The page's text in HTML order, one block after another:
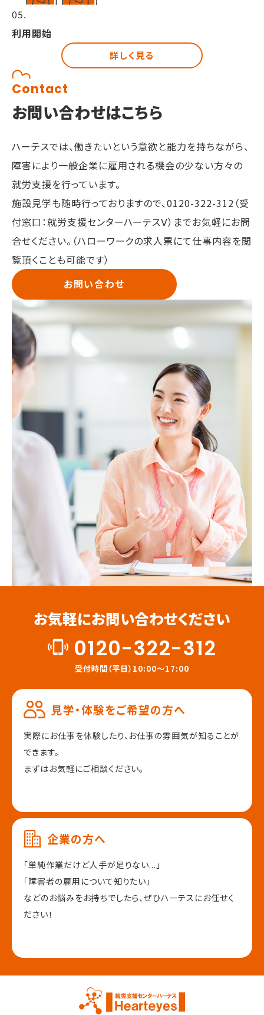
05.
利用開始
詳しく見る
Contact
お問い合わせはこちら
ハーテスでは、働きたいという意欲と能力を持ちながら、
障害により一般企業に雇用される機会の少ない方々の
就労支援を行っています。
施設見学も随時行っておりますので、0120-322-312（受
付窓口：就労支援センターハーテスⅤ）までお気軽にお問
合せください。（ハローワークの求人票にて仕事内容を閲
覧頂くことも可能です）
お問い合わせ
お気軽にお問い合わせください
0120-322-312
受付時間（平日）10:00～17:00
見学・体験をご希望の方へ
実際にお仕事を体験したり、 お仕事の雰囲気が知ることが
できます。
まずはお気軽にご相談ください。
企業の方へ
「単純作業だけど人手が足りない...」
「障害者の雇用について知りたい」
などのお悩みをお持ちでしたら、ぜひハーテスにお任せく
ださい！